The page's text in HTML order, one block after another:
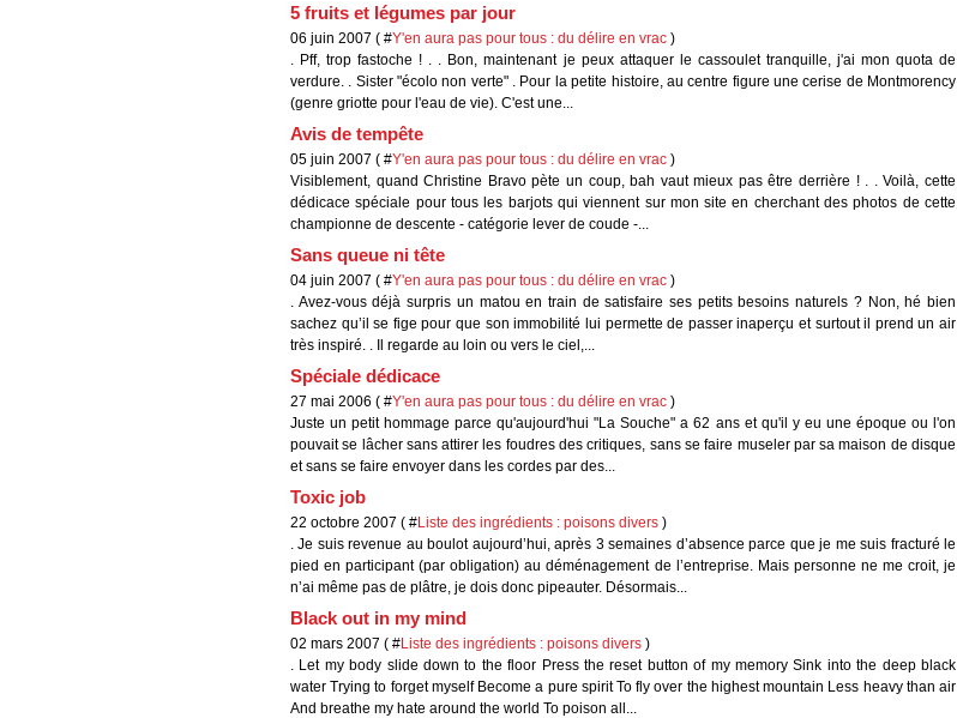
5 fruits et légumes par jour
06 juin 2007 ( #Y'en aura pas pour tous : du délire en vrac )
. Pff, trop fastoche ! . . Bon, maintenant je peux attaquer le cassoulet tranquille, j'ai mon quota de
verdure. . Sister "écolo non verte" . Pour la petite histoire, au centre figure une cerise de Montmorency
(genre griotte pour l'eau de vie). C'est une...
Avis de tempête
05 juin 2007 ( #Y'en aura pas pour tous : du délire en vrac )
Visiblement, quand Christine Bravo pète un coup, bah vaut mieux pas être derrière ! . . Voilà, cette
dédicace spéciale pour tous les barjots qui viennent sur mon site en cherchant des photos de cette
championne de descente - catégorie lever de coude -...
Sans queue ni tête
04 juin 2007 ( #Y'en aura pas pour tous : du délire en vrac )
. Avez-vous déjà surpris un matou en train de satisfaire ses petits besoins naturels ? Non, hé bien
sachez qu’il se fige pour que son immobilité lui permette de passer inaperçu et surtout il prend un air
très inspiré. . Il regarde au loin ou vers le ciel,...
Spéciale dédicace
27 mai 2006 ( #Y'en aura pas pour tous : du délire en vrac )
Juste un petit hommage parce qu'aujourd'hui "La Souche" a 62 ans et qu'il y eu une époque ou l'on
pouvait se lâcher sans attirer les foudres des critiques, sans se faire museler par sa maison de disque
et sans se faire envoyer dans les cordes par des...
Toxic job
22 octobre 2007 ( #Liste des ingrédients : poisons divers )
. Je suis revenue au boulot aujourd’hui, après 3 semaines d’absence parce que je me suis fracturé le
pied en participant (par obligation) au déménagement de l’entreprise. Mais personne ne me croit, je
n’ai même pas de plâtre, je dois donc pipeauter. Désormais...
Black out in my mind
02 mars 2007 ( #Liste des ingrédients : poisons divers )
. Let my body slide down to the floor Press the reset button of my memory Sink into the deep black
water Trying to forget myself Become a pure spirit To fly over the highest mountain Less heavy than air
And breathe my hate around the world To poison all...